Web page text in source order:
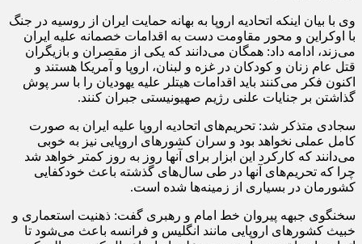
وی با بیان اینکه اتحادیه اروپا به بهانه حمایت ایران از روسیه در جنگ
با اوکراین و‌ محور مقاومت دست به اقدامات خصمانه علیه ایران
می‌زند، ادامه داد: همگان می‌دانند که یکی از مقصران و بازیگران
قتل عام زنان و کودکان در غزه و لبنان، اروپا و آمریکا هستند و
اکنون فکر می‌کنند باید اقدامات هیتلر علیه یهودیان را با سر پوش
گذاشتن بر جنایات علنی رژیم صهیونیستی جبران کنند.
سجادی متذکر شد: تحریم‌های اتحادیه اروپا علیه ایران به صورت
کامل عملی نخواهد بود و سران کشورهای اروپایی نیز به خوبی
می‌دانند که کارکرد این ابزار برای آنها روز به روز کمتر خواهد شد
چرا که تحریم‌های آنها در طی سال‌های گذشته باعث خودکفایی
کشورمان در بسیاری از زمینه‌ها شده است.
سخنگوی جبهه پیروان خط امام و رهبری گفت: ذهنیت استعماری و
خبیث کشورهای اروپایی مانند انگلیس و فرانسه باعث می‌شود تا